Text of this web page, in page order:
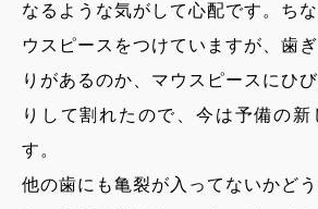
なるような気がして心配です。ち
ウスピースをつけていますが、歯
りがあるのか、マウスピースにひ
りして割れたので、今は予備の新
す。
他の歯にも亀裂が入ってないかど